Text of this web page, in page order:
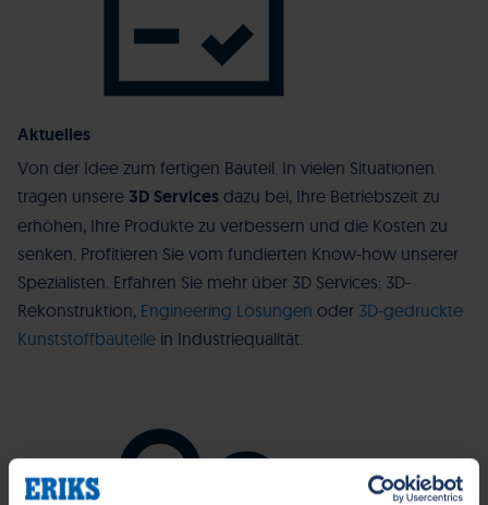
Aktuelles
Von der Idee zum fertigen Bauteil. In vielen Situationen
tragen unsere 3D Services dazu bei, Ihre Betriebszeit zu
erhöhen, Ihre Produkte zu verbessern und die Kosten zu
senken. Profitieren Sie vom fundierten Know-how unserer
Spezialisten. Erfahren Sie mehr über 3D Services: 3D-
Rekonstruktion, Engineering Lösungen oder 3D-gedruckte
Kunststoffbauteile in Industriequalität.